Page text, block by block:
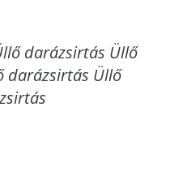
darázsirtás Üllő
darázsirtás Üllő